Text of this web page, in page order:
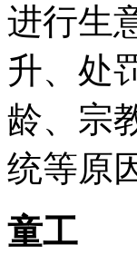
进行生
升、处
龄、宗
统等原
童工